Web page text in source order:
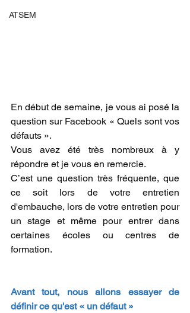
ATSEM
En début de semaine, je vous ai posé la
question sur Facebook « Quels sont vos
défauts ».
Vous avez été très nombreux à y
répondre et je vous en remercie.
C’est une question très fréquente, que
ce soit lors de votre entretien
d'embauche, lors de votre entretien pour
un stage et même pour entrer dans
certaines écoles ou centres de
formation.
Avant tout, nous allons essayer de
définir ce qu'est « un défaut »